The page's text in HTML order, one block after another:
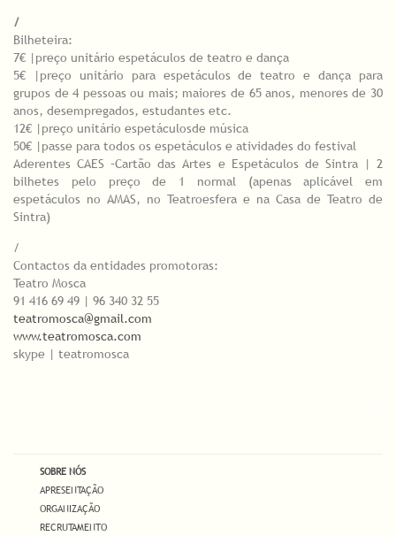
/
Bilheteira:
7€ |preço unitário espetáculos de teatro e dança
5€ |preço unitário para espetáculos de teatro e dança para
grupos de 4 pessoas ou mais; maiores de 65 anos, menores de 30
anos, desempregados, estudantes etc.
12€ |preço unitário espetáculosde música
50€ |passe para todos os espetáculos e atividades do festival
​Aderentes CAES –Cartão das Artes e Espetáculos de Sintra | 2
bilhetes pelo preço de 1 normal (apenas aplicável em
espetáculos no AMAS, no Teatroesfera e na Casa de Teatro de
Sintra)
/
Contactos da entidades promotoras:
Teatro Mosca
91 416 69 49 | 96 340 32 55
teatromosca@gmail.com
www.teatromosca.com
skype | teatromosca
SOBRE NÓS
APRESENTAÇÃO
ORGANIZAÇÃO
RECRUTAMENTO